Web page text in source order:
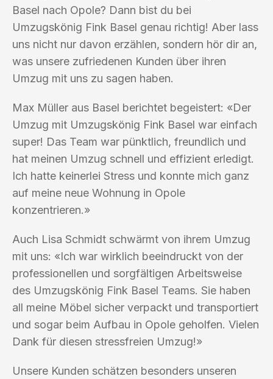
Basel nach Opole? Dann bist du bei
Umzugskönig Fink Basel genau richtig! Aber lass
uns nicht nur davon erzählen, sondern hör dir an,
was unsere zufriedenen Kunden über ihren
Umzug mit uns zu sagen haben.
Max Müller aus Basel berichtet begeistert: «Der
Umzug mit Umzugskönig Fink Basel war einfach
super! Das Team war pünktlich, freundlich und
hat meinen Umzug schnell und effizient erledigt.
Ich hatte keinerlei Stress und konnte mich ganz
auf meine neue Wohnung in Opole
konzentrieren.»
Auch Lisa Schmidt schwärmt von ihrem Umzug
mit uns: «Ich war wirklich beeindruckt von der
professionellen und sorgfältigen Arbeitsweise
des Umzugskönig Fink Basel Teams. Sie haben
all meine Möbel sicher verpackt und transportiert
und sogar beim Aufbau in Opole geholfen. Vielen
Dank für diesen stressfreien Umzug!»
Unsere Kunden schätzen besonders unseren